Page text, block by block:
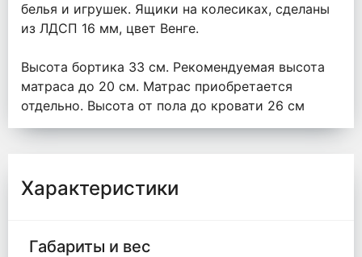
белья и игрушек. Ящики на колесиках, сделаны
из ЛДСП 16 мм, цвет Венге.
Высота бортика 33 см. Рекомендуемая высота
матраса до 20 см. Матрас приобретается
отдельно. Высота от пола до кровати 26 см
Характеристики
Габариты и вес